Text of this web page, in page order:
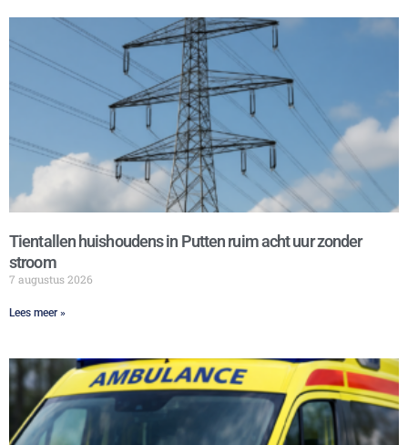
Tientallen huishoudens in Putten ruim acht uur zonder
stroom
7 augustus 2026
Lees meer »